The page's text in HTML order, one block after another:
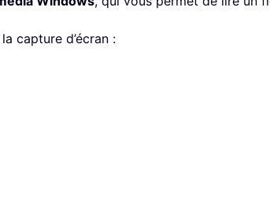
capture d’écran :